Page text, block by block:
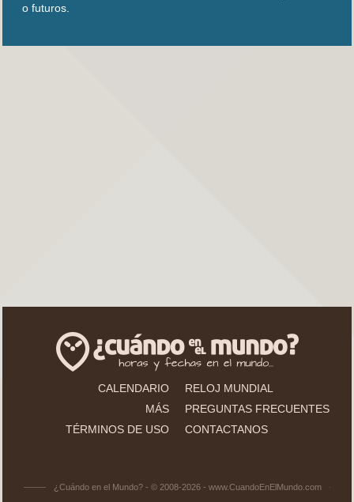
o futuros.
CALENDARIO
RELOJ MUNDIAL
MÁS
PREGUNTAS FRECUENTES
TÉRMINOS DE USO
CONTACTANOS
¿Cuándo en el Mundo? - © 2008-2026 - www.CuandoEnElMundo.com